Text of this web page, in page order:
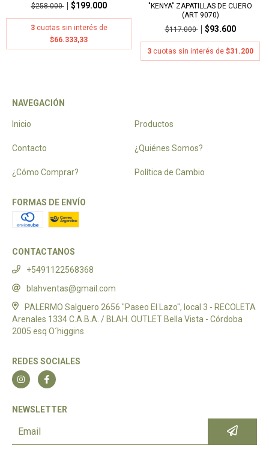
$258.000
$199.000
3 cuotas sin interés de
$66.333,33
"KENYA" ZAPATILLAS DE CUERO
(ART 9070)
$117.000
$93.600
3 cuotas sin interés de $31.200
NAVEGACIÓN
Inicio Productos
Contacto ¿Quiénes Somos?
¿Cómo Comprar? Política de Cambio
FORMAS DE ENVÍO
CONTACTANOS
+5491122568368
blahventas@gmail.com
PALERMO Salguero 2656 "Paseo El Lazo", local 3 - RECOLETA
Arenales 1334 C.A.B.A. / BLAH. OUTLET Bella Vista - Córdoba
2005 esq O´higgins
REDES SOCIALES
NEWSLETTER